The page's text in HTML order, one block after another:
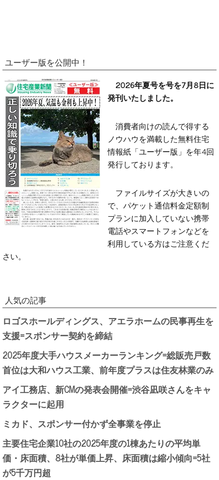
ユーザー版を公開中！
2026年夏号を号を7月8日に
発刊いたしました。
消費者向けの読んで得する
ノウハウを満載した無料住宅
情報紙「ユーザー版」を年4回
発行しております。
ファイルサイズが大きいの
で、パケット通信料金定額制
プランに加入していない携帯
電話やスマートフォンなどを
利用している方はご注意くだ
さい。
人気の記事
ロゴスホールディングス、アエラホームの民事再生を
支援=スポンサー契約を締結
2025年度大手ハウスメーカーランキング=総販売戸数
首位は大和ハウス工業、前年度プラスは住友林業のみ
アイ工務店、新CMの発表会開催=渋谷凪咲さんをキャ
ラクターに起用
ミカド、スポンサー付かず全事業を停止
主要住宅企業10社の2025年度の1棟あたりの平均単
価・床面積、8社が単価上昇、床面積は縮小傾向=5社
が5千万円超